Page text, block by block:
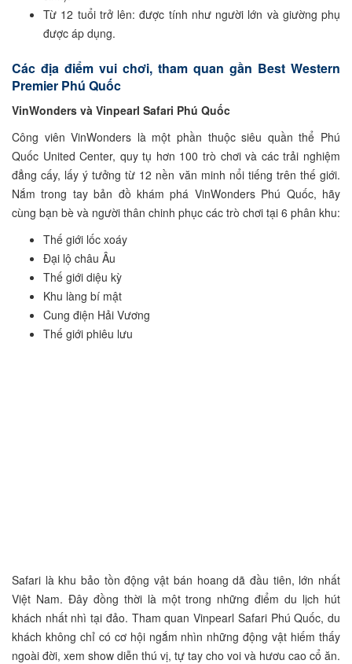
Từ 12 tuổi trở lên: được tính như người lớn và giường phụ
được áp dụng.
Các địa điểm vui chơi, tham quan gần Best Western
Premier Phú Quốc
VinWonders và Vinpearl Safari Phú Quốc
Công viên VinWonders là một phần thuộc siêu quần thể Phú
Quốc United Center, quy tụ hơn 100 trò chơi và các trải nghiệm
đẳng cấy, lấy ý tưởng từ 12 nền văn minh nổi tiếng trên thế giới.
Nắm trong tay bản đồ khám phá VinWonders Phú Quốc, hãy
cùng bạn bè và người thân chinh phục các trò chơi tại 6 phân khu:
Thế giới lốc xoáy
Đại lộ châu Âu
Thế giới diệu kỳ
Khu làng bí mật
Cung điện Hải Vương
Thế giới phiêu lưu
Safari là khu bảo tồn động vật bán hoang dã đầu tiên, lớn nhất
Việt Nam. Đây đồng thời là một trong những điểm du lịch hút
khách nhất nhì tại đảo. Tham quan Vinpearl Safari Phú Quốc, du
khách không chỉ có cơ hội ngắm nhìn những động vật hiếm thấy
ngoài đời, xem show diễn thú vị, tự tay cho voi và hươu cao cổ ăn.